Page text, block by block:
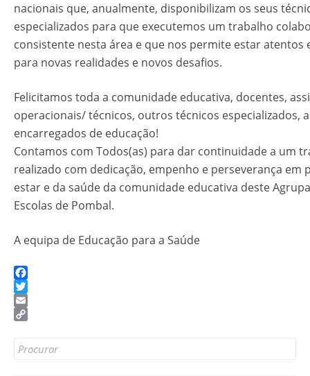
nacionais que, anualmente, disponibilizam os seus
especializados para que executemos um trabalho
consistente nesta área e que nos permite estar atentos
para novas realidades e novos desafios.
Felicitamos toda a comunidade educativa, docentes,
operacionais/ técnicos, outros técnicos especializados,
encarregados de educação!
Contamos com Todos(as) para dar continuidade a um
realizado com dedicação, empenho e perseverança em
estar e da saúde da comunidade educativa deste
Escolas de Pombal.
A equipa de Educação para a Saúde
Facebook
Twitter
Email
Link
Search